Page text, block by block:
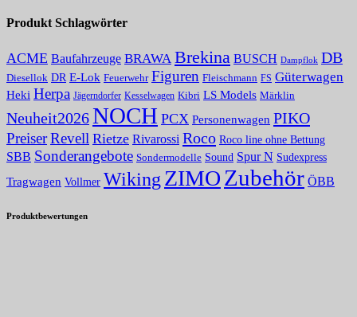
Produkt Schlagwörter
ACME Baufahrzeuge BRAWA Brekina BUSCH Dampflok DB
Diesellok DR E-Lok Feuerwehr Figuren Fleischmann FS Güterwagen
Heki Herpa Jägerndorfer Kesselwagen Kibri LS Models Märklin
Neuheit2026NOCH PCX Personenwagen PIKO
PreiserRevell Rietze Rivarossi Roco Roco line ohne Bettung
SBB Sonderangebote Sondermodelle Sound Spur N Sudexpress
Tragwagen Vollmer Wiking ZIMOZubehör ÖBB
Produktbewertungen